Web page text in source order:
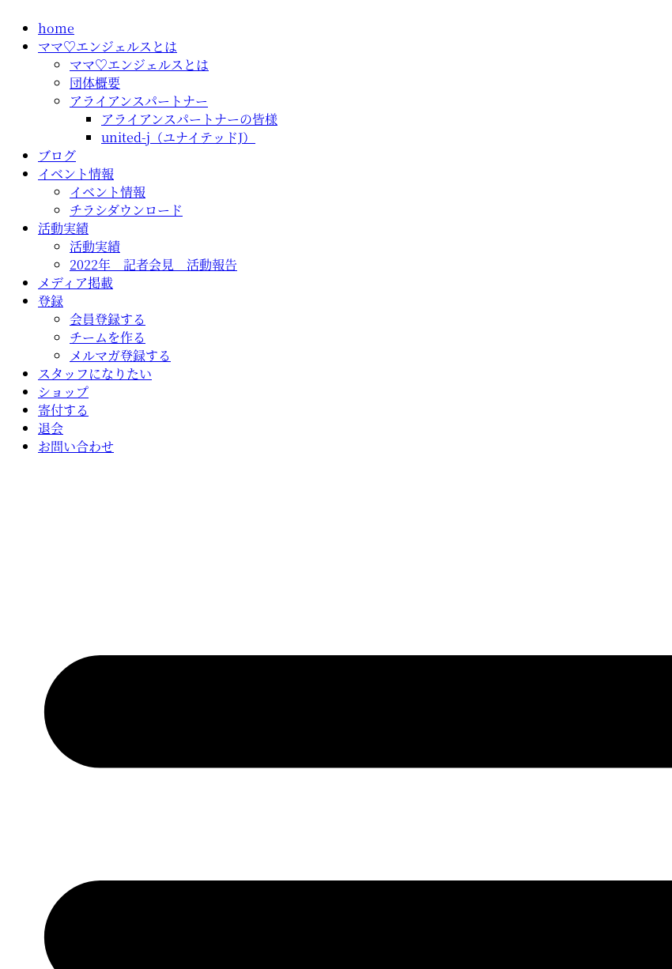
home
ママ♡エンジェルスとは
ママ♡エンジェルスとは
団体概要
アライアンスパートナー
アライアンスパートナーの皆様
united-j（ユナイテッドJ）
ブログ
イベント情報
イベント情報
チラシダウンロード
活動実績
活動実績
2022年 記者会見 活動報告
メディア掲載
登録
会員登録する
チームを作る
メルマガ登録する
スタッフになりたい
ショップ
寄付する
退会
お問い合わせ